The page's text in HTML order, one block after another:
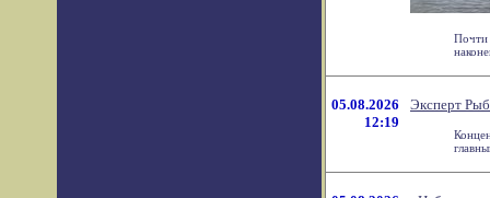
Почти
05.08.2026
12:19
Эксперт